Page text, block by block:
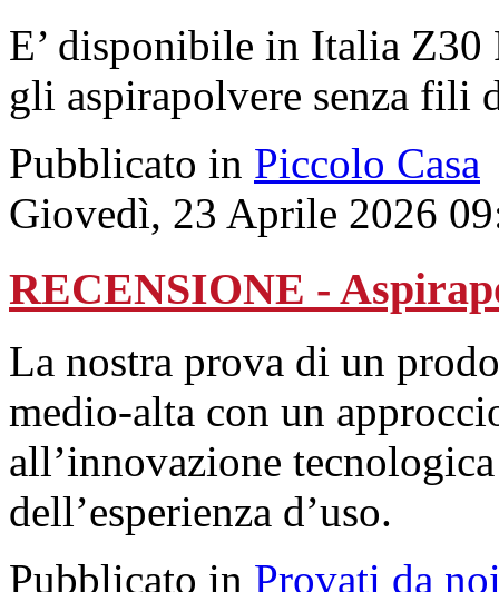
E’ disponibile in Italia
gli aspirapolvere senza fili
Pubblicato in Piccolo Casa
Giovedì, 23 Aprile 2026
RECENSIONE -
La nostra prova di un
medio-alta con un
all’innovazione
dell’esperienza d’uso.
Pubblicato in Provati da